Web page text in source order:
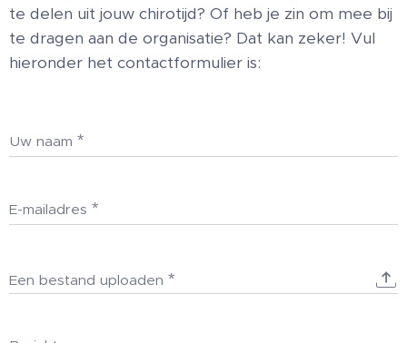
te delen uit jouw chirotijd? Of heb je zin om mee bij
te dragen aan de organisatie? Dat kan zeker! Vul
hieronder het contactformulier is:
Uw naam
E-mailadres
Een bestand uploaden